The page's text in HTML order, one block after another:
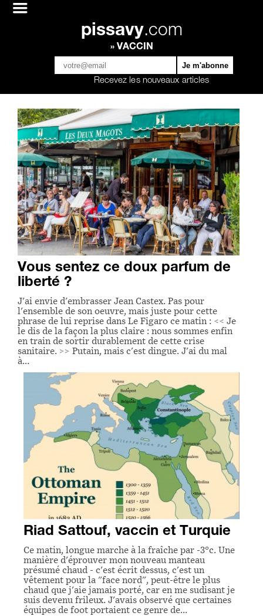
pissavy.com
» VACCIN
Recevez les nouveaux articles
Vous sentez ce doux parfum de
liberté ?
J'ai envie d'embrasser Jean Castex. Pas pour
l'ensemble de son oeuvre, mais juste pour cette
phrase de lui reprise dans Le Figaro ce matin : << Je
le dis de la façon la plus claire : nous sommes enfin
en train de sortir durablement de cette crise
sanitaire. >> Putain, mais c'est dingue. J'ai du mal
à…
Riad Sattouf, vaccin et Turquie
Ce matin, longue marche à la fraîche par -3°c. Une
manière d'éprouver mon nouveau manteau
présumé chaud - c'est écrit dessus, c'est un
vêtement pour la "face nord", peut-être le plus
chaud que j'aie jamais porté, car en me sudisant je
suis devenu frileux. J'avais observé que certaines
équipes de foot portaient ce genre de…